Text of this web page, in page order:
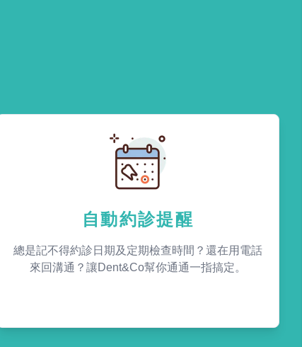
自動約診提醒
總是記不得約診日期及定期檢查時間？還在用電話
來回溝通？讓Dent&Co幫你通通一指搞定。